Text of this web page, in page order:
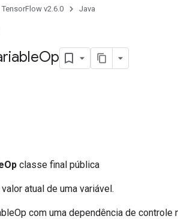
TensorFlow v2.6.0 Java
Op
classe final pública
atual de uma variável.
com uma dependência de